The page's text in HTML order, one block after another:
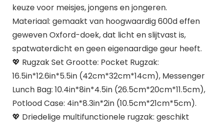
keuze voor meisjes, jongens en jongeren.
Materiaal: gemaakt van hoogwaardig 600d effen
geweven Oxford-doek, dat licht en slijtvast is,
spatwaterdicht en geen eigenaardige geur heeft.
💖 Rugzak Set Grootte: Pocket Rugzak:
16.5in*12.6in*5.5in (42cm*32cm*14cm), Messenger
Lunch Bag: 10.4in*8in*4.5in (26.5cm*20cm*11.5cm),
Potlood Case: 4in*8.3in*2in (10.5cm*21cm*5cm).
💖 Driedelige multifunctionele rugzak: geschikt